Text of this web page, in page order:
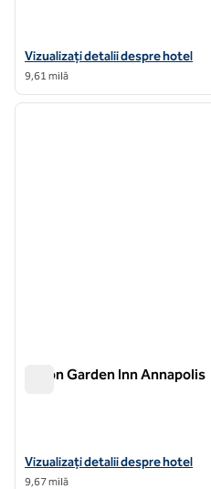
Vizualizați detaliile hotelului
Vizualizați detalii despre hotel
9,61 milă
1 din 12
Hilton Garden Inn Annapolis
Vizualizați detaliile hotelului
Vizualizați detalii despre hotel
9,67 milă